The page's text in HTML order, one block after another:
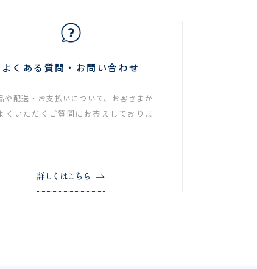
よくある質問・お問い合わせ
や配送・お支払いについて、お客さまか
くいただくご質問にお答えしておりま
詳しくはこちら